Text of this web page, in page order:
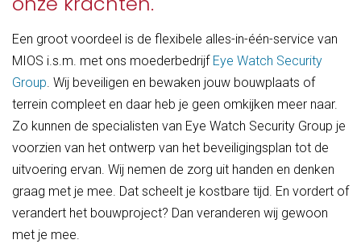
Een groot voordeel is de flexibele alles-in-één-service van
MIOS i.s.m. met ons moederbedrijf Eye Watch Security
Group. Wij beveiligen en bewaken jouw bouwplaats of
terrein compleet en daar heb je geen omkijken meer naar.
Zo kunnen de specialisten van Eye Watch Security Group je
voorzien van het ontwerp van het beveiligingsplan tot de
uitvoering ervan. Wij nemen de zorg uit handen en denken
graag met je mee. Dat scheelt je kostbare tijd. En vordert of
verandert het bouwproject? Dan veranderen wij gewoon
met je mee.